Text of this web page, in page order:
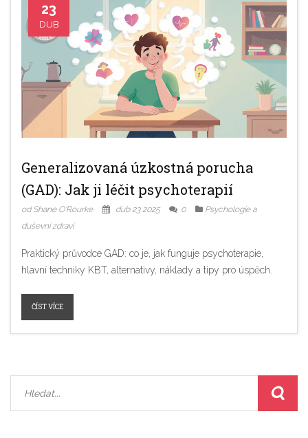
23
DUB
Generalizovaná úzkostná porucha
(GAD): Jak ji léčit psychoterapií
od Shane O'Rourke dub 23 2025 0
Psychologie a
duševní zdraví
Praktický průvodce GAD: co je, jak funguje psychoterapie,
hlavní techniky KBT, alternativy, náklady a tipy pro úspěch.
ČÍST VÍCE